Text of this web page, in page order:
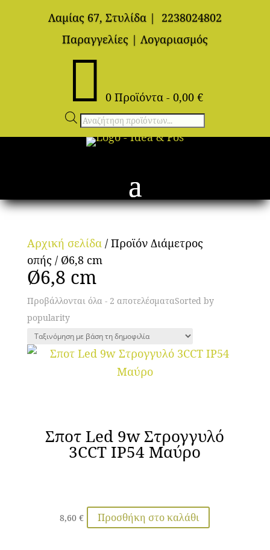
Λαμίας 67, Στυλίδα |
2238024802
Παραγγελίες | Λογαριασμός
 0 Προϊόντα - 0,00 €
Αναζήτηση
προϊόντων
Αρχική σελίδα/ Προϊόν Διάμετρος
οπής / Ø6,8 cm
Ø6,8 cm
Προβάλλονται όλα - 2 αποτελέσματαSorted by
popularity
Σποτ Led 9w Στρογγυλό
3CCT IP54 Μαύρο
8,60€ Προσθήκη στο καλάθι